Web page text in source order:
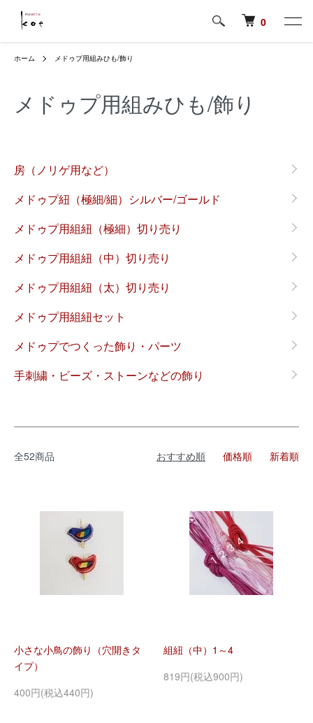
0
ホーム メドゥプ用組みひも/飾り
メドゥプ用組みひも/飾り
房（ノリゲ用など）
メドゥプ紐（極細/細）シルバー/ゴールド
メドゥプ用組紐（極細）切り売り
メドゥプ用組紐（中）切り売り
メドゥプ用組紐（太）切り売り
メドゥプ用組紐セット
メドゥプでつくった飾り・パーツ
手刺繍・ビーズ・ストーンなどの飾り
全52商品 おすすめ順 価格順 新着順
小さな小鳥の飾り（穴開きタ
イプ）
400円(税込440円)
組紐（中）1～4
819円(税込900円)